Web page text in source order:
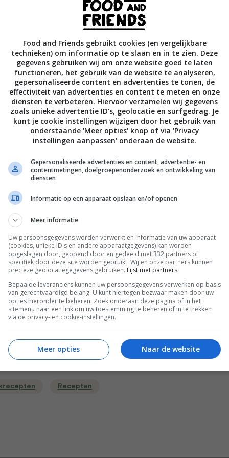
mix maximaal 10-14 seconden, voeg de rest toe en
Schraap de bodem tussendoor schoon.
laatste de chocolade en 135 gram gehakte amandelen toe
snelheid tot de chocolade grof gemengd is met de rest
van 75 gram – 1 volle ijsschep of circa 3 eetlepels –
15 cookies hebt. Strooi 50 gram gehakte amandelen over
druk lichtjes in de balletjes zodat ze blijven zitten (of rol de
tussen je handen zodat de amandelen in het deeg
balletjes in een plastic bakje met deksel of leg op een
met plasticfolie. Laat minstens 3 uur rusten in de
liefst tot de volgende dag.
de oven voor tot 190 °C (hetelucht), of 210 °C (boven- en
met circa 5 centimeter tussenruimte op een bakplaat
met bakpapier. Bak 9-10 minuten midden in de oven. Gebruik
per keer als je geen heteluchtoven hebt. De koekjes zijn
is wat uitgelopen en gerezen en beginnen vast van vorm te
De buitenkant is licht vochtig en zonder barsten.
bakplaat met koekjes uit de oven en laat 5 minuten afkoelen.
dan op een rooster en laat nog minstens 10-15
Recepten
Food and Friends gebruikt cookies (en vergelijkbare
technieken) om informatie op te slaan en in te zien. Deze
gegevens gebruiken wij om onze website goed te laten
functioneren, het gebruik van de website te analyseren,
gepersonaliseerde content en advertenties te tonen, de
effectiviteit van advertenties en content te meten en onze
diensten te verbeteren. Hiervoor verzamelen wij gegevens
zoals unieke advertentie ID’s, geolocatie en surfgedrag. Je
kunt je cookie instellingen wijzigen door het gebruik van
onderstaande 'Meer opties' knop of via 'Privacy
instellingen aanpassen' onderaan de website.
Gepersonaliseerde advertenties en content, advertentie- en
contentmetingen, doelgroepenonderzoek en ontwikkeling van
diensten
Informatie op een apparaat opslaan en/of openen
Meer informatie
Uw persoonsgegevens worden verwerkt en informatie van uw apparaat
(cookies, unieke ID's en andere apparaatgegevens) kan worden
opgeslagen door, geopend door en gedeeld met 332 partners of
specifiek door deze site worden gebruikt. Wij en onze partners kunnen
precieze geolocatiegegevens gebruiken. Lijst met partners.
Bepaalde leveranciers kunnen uw persoonsgegevens verwerken op basis
van gerechtvaardigd belang. U kunt hiertegen bezwaar maken door uw
opties hieronder te beheren. Zoek onderaan deze pagina of in het
sitemenu naar een link om uw toestemming te beheren of in te trekken
via de privacy- en cookie-instellingen.
Naar de website
Meer opties